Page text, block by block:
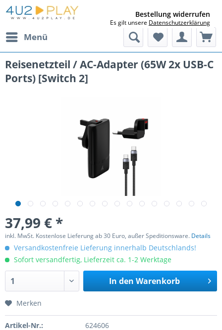
Menü
Reisenetzteil / AC-Adapter (65W 2x USB-C
Ports) [Switch 2]
37,99 € *
inkl. MwSt. Kostenlose Lieferung ab 30 Euro, außer Speditionsware. Details
Versandkostenfreie Lieferung innerhalb Deutschlands!
Sofort versandfertig, Lieferzeit ca. 1-2 Werktage
In den Warenkorb
Merken
Artikel-Nr.:
624606
Bestellung widerrufen
Es gilt unsere Datenschutzerklärung